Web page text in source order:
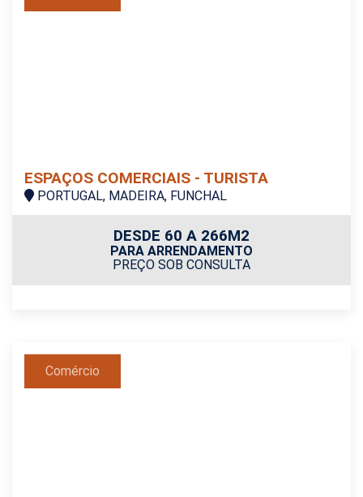
ESPAÇOS COMERCIAIS - TURISTA
PORTUGAL, MADEIRA, FUNCHAL
DESDE 60 A 266M2
PARA ARRENDAMENTO
PREÇO SOB CONSULTA
Comércio